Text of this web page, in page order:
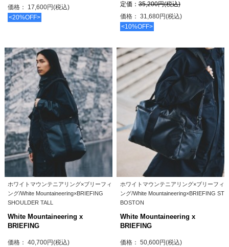
価格： 17,600円(税込)
<20%OFF>
定価：35,200円(税込)
価格： 31,680円(税込)
<10%OFF>
ホワイトマウンテニアリング×ブリーフィ
ング/White Mountaineering×BRIEFING
SHOULDER TALL
White Mountaineering x
BRIEFING
価格： 40,700円(税込)
ホワイトマウンテニアリング×ブリーフィ
ング/White Mountaineering×BRIEFING ST
BOSTON
White Mountaineering x
BRIEFING
価格： 50,600円(税込)